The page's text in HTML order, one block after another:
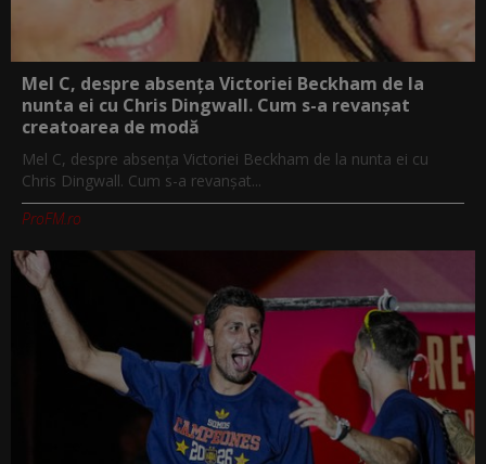
Mel C, despre absența Victoriei Beckham de la
nunta ei cu Chris Dingwall. Cum s-a revanșat
creatoarea de modă
Mel C, despre absența Victoriei Beckham de la nunta ei cu
Chris Dingwall. Cum s-a revanșat...
ProFM.ro